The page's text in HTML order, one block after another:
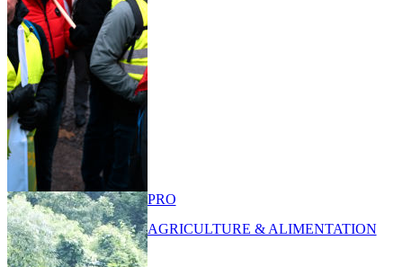
PRO
AGRICULTURE & ALIMENTATION